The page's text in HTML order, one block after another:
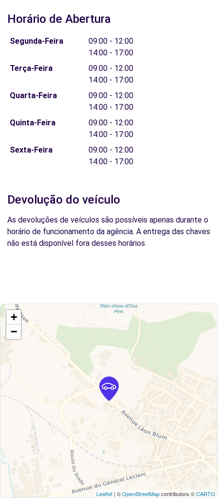
Horário de Abertura
Segunda-Feira
09:00 - 12:00
14:00 - 17:00
Terça-Feira
09:00 - 12:00
14:00 - 17:00
Quarta-Feira
09:00 - 12:00
14:00 - 17:00
Quinta-Feira
09:00 - 12:00
14:00 - 17:00
Sexta-Feira
09:00 - 12:00
14:00 - 17:00
Devolução do veículo
As devoluções de veículos são possíveis apenas durante o
horário de funcionamento da agência. A entrega das chaves
não está disponível fora desses horários.
+
−
Leaflet | ©OpenStreetMapcontributors ©CARTO